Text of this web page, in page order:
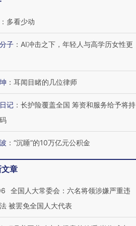
： 多看少动
子 ： AI冲击之下，年轻人与高学历女性更
： 耳闻目睹的几位律师
记 ： 长护险覆盖全国 筹资和服务给予将持
： “沉睡”的10万亿元公积金
章
全国人大常委会：六名将领涉嫌严重违
被罢免全国人大代表